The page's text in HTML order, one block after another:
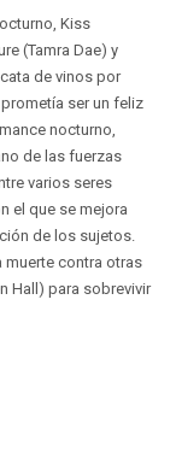
Kiss
(Tamra Dae) y
de vinos por
ser un feliz
nocturno,
de las fuerzas
varios seres
el que se mejora
de los sujetos.
muerte contra otras
Hall) para sobrevivir